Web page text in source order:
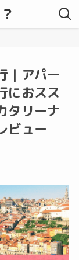
｜アパー
におスス
タリーナ
ビュー